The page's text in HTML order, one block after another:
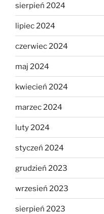
sierpień 2024
lipiec 2024
czerwiec 2024
maj 2024
kwiecień 2024
marzec 2024
luty 2024
styczeń 2024
grudzień 2023
wrzesień 2023
sierpień 2023